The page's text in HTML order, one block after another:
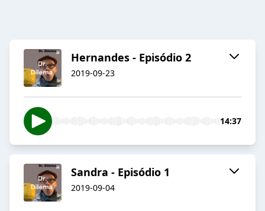
Hernandes - Episódio 2
2019-09-23
14:37
Sandra - Episódio 1
2019-09-04